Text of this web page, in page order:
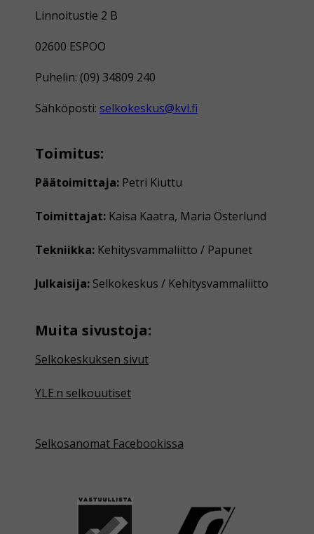
Linnoitustie 2 B
02600 ESPOO
Puhelin: (09) 34809 240
Sähköposti: selkokeskus@kvl.fi
Toimitus:
Päätoimittaja: Petri Kiuttu
Toimittajat: Kaisa Kaatra, Maria Österlund
Tekniikka: Kehitysvammaliitto / Papunet
Julkaisija: Selkokeskus / Kehitysvammaliitto
Muita sivustoja:
Selkokeskuksen sivut
YLE:n selkouutiset
Selkosanomat Facebookissa